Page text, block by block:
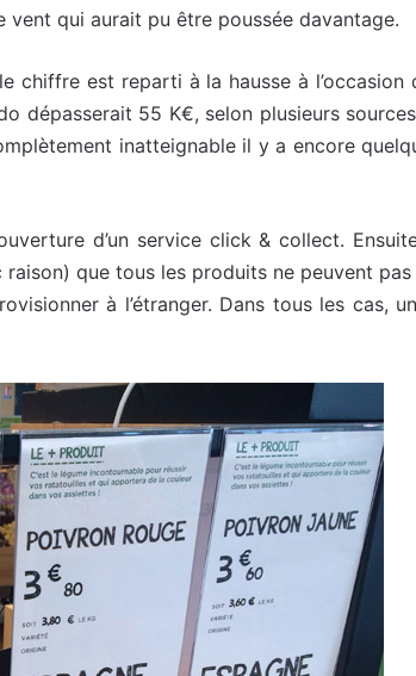
qui aurait pu être poussée davantage.
chiffre est reparti à la hausse à
dépasserait 55 K€, selon plusieurs
inatteignable il y a encore
d’un service click & collect.
que tous les produits ne peuvent
à l’étranger. Dans tous les cas,